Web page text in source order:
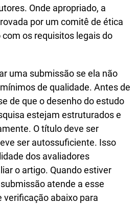
Onde apropriado, a
por um comitê de ética
os requisitos legais do
uma submissão se ela não
de qualidade. Antes de
de que o desenho do estudo
estejam estruturados e
O título deve ser
ser autossuficiente. Isso
dos avaliadores
o artigo. Quando estiver
atende a esse
verificação abaixo para